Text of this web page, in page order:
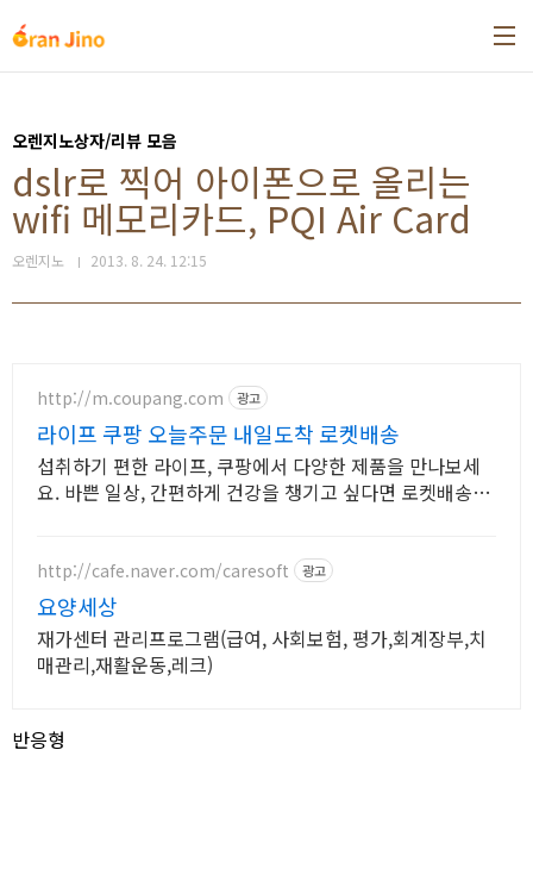
오렌지노상자/리뷰 모음
dslr로 찍어 아이폰으로 올리는
wifi 메모리카드, PQI Air Card
오렌지노 2013. 8. 24. 12:15
http://m.coupang.com 광고
라이프 쿠팡 오늘주문 내일도착 로켓배송
섭취하기 편한 라이프, 쿠팡에서 다양한 제품을 만나보세
요. 바쁜 일상, 간편하게 건강을 챙기고 싶다면 로켓배송으
http://cafe.naver.com/caresoft 광고
요양세상
재가센터 관리프로그램(급여, 사회보험, 평가,회계장부,치
매관리,재활운동,레크)
반응형